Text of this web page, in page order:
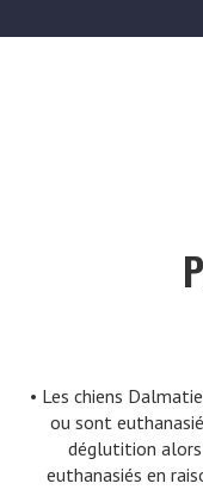
• Les chiens
ou sont
déglutition
euthanasiés en